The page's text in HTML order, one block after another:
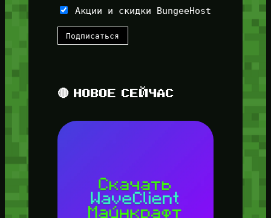
Акции и скидки BungeeHost
🔴 НОВОЕ СЕЙЧАС